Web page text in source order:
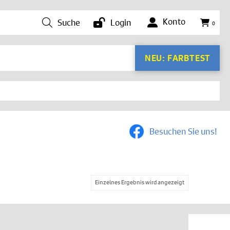
Suche Login Konto 0
NEU: FARBTEST
Besuchen Sie uns!
Einzelnes Ergebnis wird angezeigt